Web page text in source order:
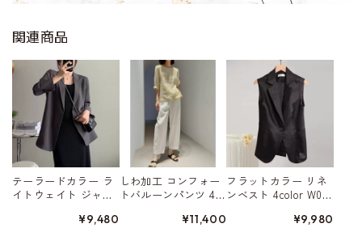
関連商品
テーラードカラー ラ
イトウェイト ジャ
¥9,480
しわ加工 コンフォー
トバルーンパンツ 4c
¥11,400
フラットカラー リネ
ンベスト 4color W015
¥9,980